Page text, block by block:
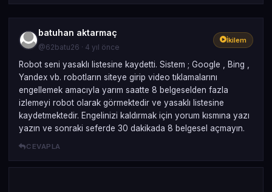
batuhan aktarmaç
@62batu26 · 4 yıl önce
İkilem
Robot seni yasaklı listesine kaydetti. Sistem ; Google , Bing ,
Yandex vb. robotların siteye girip video tıklamalarını
engellemek amacıyla yarım saatte 8 belgeselden fazla
izlemeyi robot olarak görmektedir ve yasaklı listesine
kaydetmektedir. Engelinizi kaldırmak için yorum kısmına yazı
yazın ve sonraki seferde 30 dakikada 8 belgesel açmayın.
CEVAPLA